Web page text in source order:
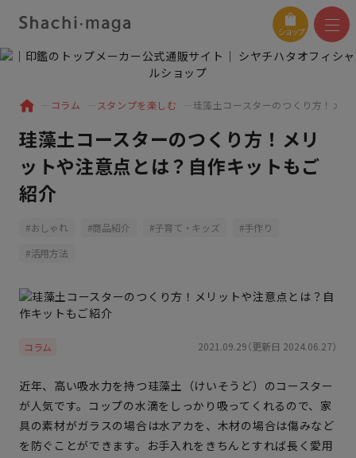
ショップ
コラム スタンプを楽しむ 珪藻土コースターのつくり方！メ
珪藻土コースターのつくり方！メリ
ットや注意点とは？自作キットもご
紹介
おしゃれ 商品紹介 子育て・キッズ
手作り
活用方法
コラム 2021.09.29（更新日 2024.06.27）
近年、高い吸水力を持つ珪藻土（けいそうど）のコースター
が人気です。コップの水滴をしっかり吸ってくれるので、家
具の素材がガラスの場合は水アカを、木材の場合は傷みなど
を防ぐことができます。お手入れをきちんとすれば長く愛用